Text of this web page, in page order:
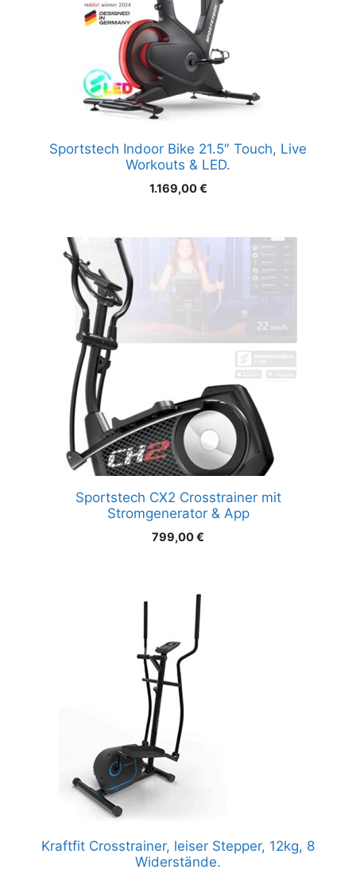
Sportstech Indoor Bike 21.5″ Touch, Live
Workouts & LED.
1.169,00€
Sportstech CX2 Crosstrainer mit
Stromgenerator & App
799,00€
Kraftfit Crosstrainer, leiser Stepper, 12kg, 8
Widerstände.